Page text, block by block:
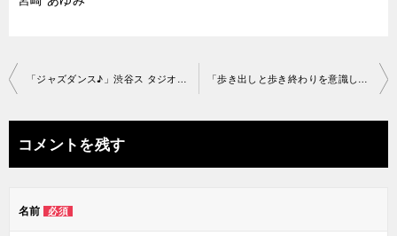
投
ナ
ビ
ー
コメントを残す
名前 必須